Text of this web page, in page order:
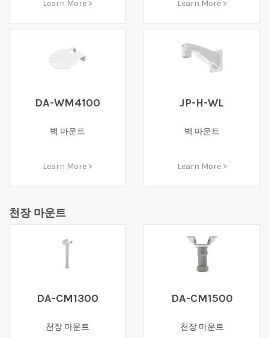
Learn More > Learn More >
DA-WM4100
벽 마운트
Learn More >
JP-H-WL
벽 마운트
Learn More >
천장 마운트
DA-CM1300
천장 마운트
DA-CM1500
천장 마운트